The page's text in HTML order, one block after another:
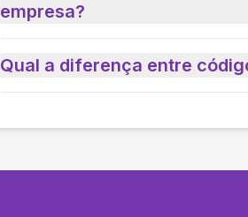
empresa?
Qual a diferença entre